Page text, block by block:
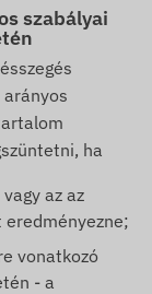
szabályai
ha
az az
vonatkozó
- a